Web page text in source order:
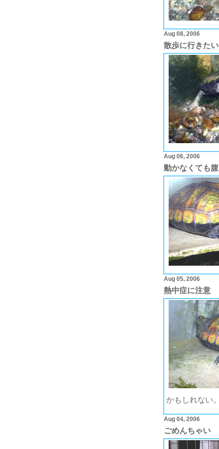
Aug 08, 2006
散歩に行きた
Aug 06, 2006
動かなくても
Aug 05, 2006
熱中症に注意
かもしれない
Aug 04, 2006
ごめんちゃい